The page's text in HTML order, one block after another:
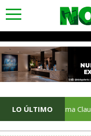
toggle
navigation
LO ÚLTIMO
Reafirma Claudia